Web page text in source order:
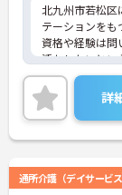
北九州市若松区
テーションをも
資格や経験は問
活かしたいとい
事に挑戦した
ご興味がある方
ださい。さらに
詳
通所介護（デイサービス